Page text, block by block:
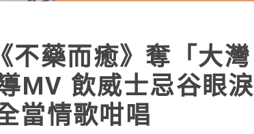
不藥而癒》奪「大灣
MV 飲威士忌谷眼淚
當情歌咁唱